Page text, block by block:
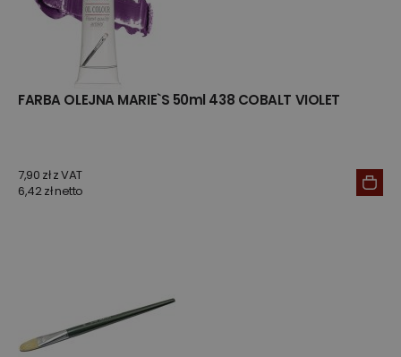
FARBA OLEJNA MARIE`S 50ml 438 COBALT VIOLET
7,90 zł z VAT
6,42 zł netto